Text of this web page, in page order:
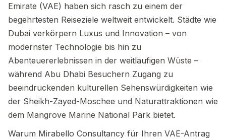
Emirate (VAE) haben sich rasch zu einem der
begehrtesten Reiseziele weltweit entwickelt. Städte wie
Dubai verkörpern Luxus und Innovation – von
modernster Technologie bis hin zu
Abenteuererlebnissen in der weitläufigen Wüste –
während Abu Dhabi Besuchern Zugang zu
beeindruckenden kulturellen Sehenswürdigkeiten wie
der Sheikh-Zayed-Moschee und Naturattraktionen wie
dem Mangrove Marine National Park bietet.
Warum Mirabello Consultancy für Ihren VAE-Antrag